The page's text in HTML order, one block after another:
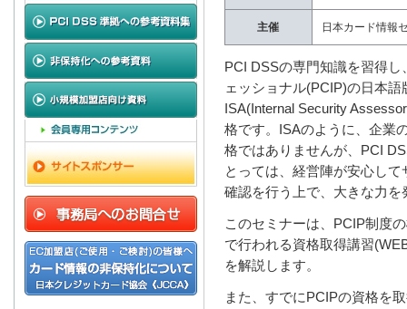
主催 日本カード情報
PCI DSSの専門知識を習得
ェッショナル(PCIP)の日本
ISA(Internal Security
格です。ISAのように、企業
格ではありませんが、PCI
とっては、経営陣が安心し
確認を行う上で、大きな力を
このセミナーは、PCIP制度
で行われる資格取得講習
を解説します。
また、すでにPCIPの資格を